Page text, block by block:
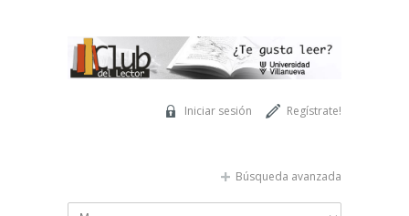
Regístrate!
Iniciar sesión
Búsqueda avanzada